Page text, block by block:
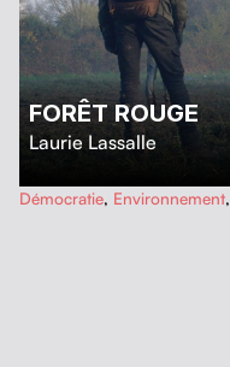
FORÊT ROUGE
Laurie Lassalle
…
Démocratie, Environnement,